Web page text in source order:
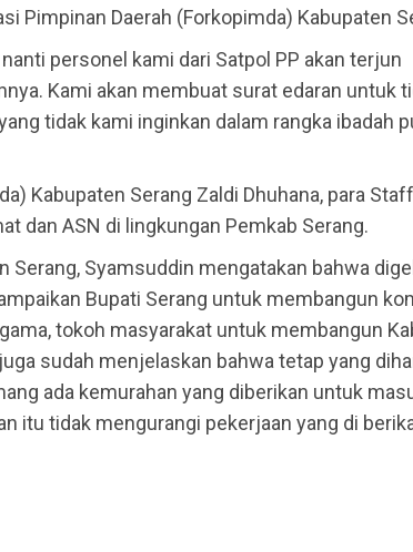
Pimpinan Daerah (Forkopimda) Kabupaten
personel kami dari Satpol PP akan terjun
Kami akan membuat surat edaran untuk
tidak kami inginkan dalam rangka ibadah
Kabupaten Serang Zaldi Dhuhana, para
dan ASN di lingkungan Pemkab Serang.
Serang, Syamsuddin mengatakan bahwa
Bupati Serang untuk membangun
tokoh masyarakat untuk membangun
sudah menjelaskan bahwa tetap yang
ada kemurahan yang diberikan untuk
itu tidak mengurangi pekerjaan yang di